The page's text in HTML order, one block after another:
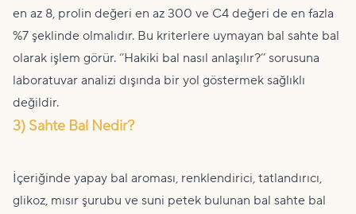
en az 8, prolin değeri en az 300 ve C4 değeri de en fazla
%7 şeklinde olmalıdır. Bu kriterlere uymayan bal sahte bal
olarak işlem görür. ‘’Hakiki bal nasıl anlaşılır?’’ sorusuna
laboratuvar analizi dışında bir yol göstermek sağlıklı
değildir.
3) Sahte Bal Nedir?
İçeriğinde yapay bal aroması, renklendirici, tatlandırıcı,
glikoz, mısır şurubu ve suni petek bulunan bal sahte bal